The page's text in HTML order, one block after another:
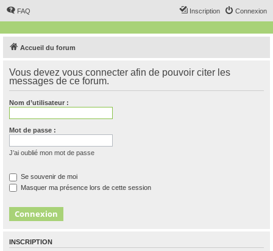
FAQ Connexion
Inscription
Accueil du forum
Vous devez vous connecter afin de pouvoir citer les
messages de ce forum.
Nom d’utilisateur :
Mot de passe :
J’ai oublié mon mot de passe
Se souvenir de moi
Masquer ma présence lors de cette session
INSCRIPTION